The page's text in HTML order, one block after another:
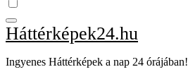
Háttérképek24.hu
Ingyenes Háttérképek a nap 24 órájában!